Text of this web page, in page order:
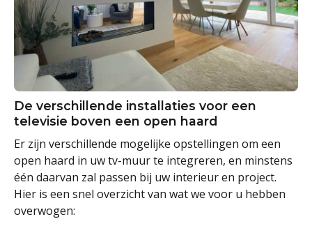
De verschillende installaties voor een
televisie boven een open haard
Er zijn verschillende mogelijke opstellingen om een
open haard in uw tv-muur te integreren, en minstens
één daarvan zal passen bij uw interieur en project.
Hier is een snel overzicht van wat we voor u hebben
overwogen: